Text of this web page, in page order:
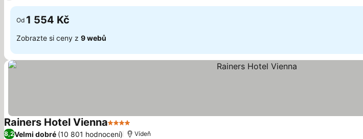
Od 1 554 Kč
Zobrazte si ceny z 9 webů
Rainers Hotel Vienna4 Počet hvězdiček
8,2Velmi dobré (10 801 hodnocení) Vídeň